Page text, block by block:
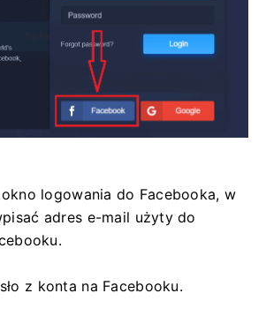
logowania do Facebooka, w
adres e-mail użyty do
z konta na Facebooku.